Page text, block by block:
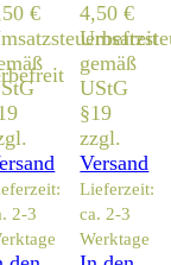
€
2-3
4,50€
gemäß
UStG
§19
zzgl.
Versand
Lieferzeit:
ca. 2-3
Werktage